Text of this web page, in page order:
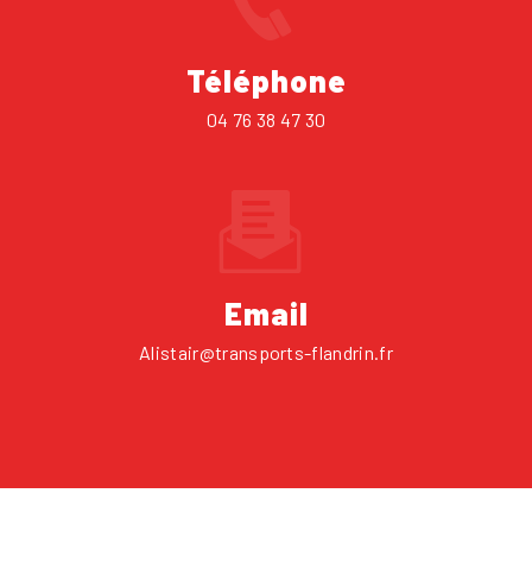
Téléphone
04 76 38 47 30
Email
alistair@transports-flandrin.fr